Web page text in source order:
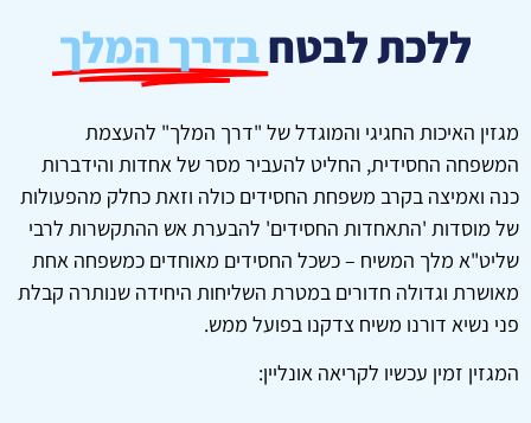
ללכת לבטחבדרך המלך
מגזין האיכות החגיגי והמוגדל של "דרך המלך" להעצמת
המשפחה החסידית, החליט להעביר מסר של אחדות והידברות
כנה ואמיצה בקרב משפחת החסידים כולה וזאת כחלק מהפעולות
של מוסדות 'התאחדות החסידים' להבערת אש ההתקשרות לרבי
שליט"א מלך המשיח – כשכל החסידים מאוחדים כמשפחה אחת
מאושרת וגדולה חדורים במטרת השליחות היחידה שנותרה קבלת
פני נשיא דורנו משיח צדקנו בפועל ממש.
המגזין זמין עכשיו לקריאה אונליין: